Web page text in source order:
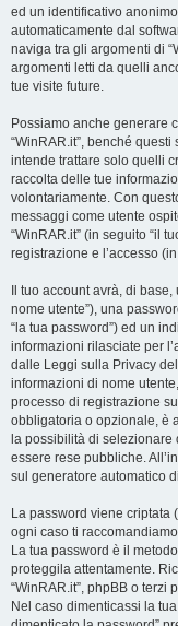
ed un identificativo
automaticamente dal
naviga tra gli argomenti di
argomenti letti da quelli
tue visite future.
Possiamo anche generare
“WinRAR.it”, benché
intende trattare solo quelli
raccolta delle tue
volontariamente. Con
messaggi come utente
“WinRAR.it” (in seguito “il
registrazione e l’accesso
Il tuo account avrà, di
nome utente”), una
“la tua password”) ed un
informazioni rilasciate per
dalle Leggi sulla Privacy
informazioni di nome
processo di registrazione
obbligatoria o opzionale, è
la possibilità di
essere rese pubbliche.
sul generatore automatico
La password viene criptata
ogni caso ti
La tua password è il
proteggila attentamente.
“WinRAR.it”, phpBB o
Nel caso dimenticassi la